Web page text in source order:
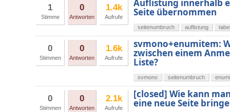
1
Stimme
0
Antworten
1.4k
Aufrufe
Auflistung innerhalb
Seite übernommen
seitenumbruch auflistung
0
Stimmen
0
Antworten
1.6k
Aufrufe
svmono+enumitem:
zwischen einem
Liste?
svmono seitenumbruch
0
Stimmen
0
Antworten
2.1k
Aufrufe
[closed] Wie kann
eine neue Seite